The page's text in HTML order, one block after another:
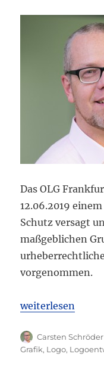
Das OLG
12.06.2019
Schutz versagt
maßgeblichen
vorgenommen.
„OLG Frankfurt:
weiterlesen
Autor
Carsten Schröder
Grafik, Logo,